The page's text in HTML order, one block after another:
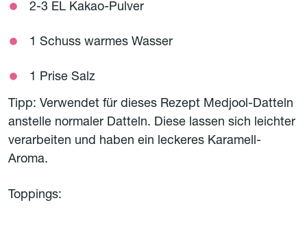
2-3 EL Kakao-Pulver
1 Schuss warmes Wasser
1 Prise Salz
Tipp: Verwendet für dieses Rezept Medjool-Datteln
anstelle normaler Datteln. Diese lassen sich leichter
verarbeiten und haben ein leckeres Karamell-
Aroma.
Toppings: